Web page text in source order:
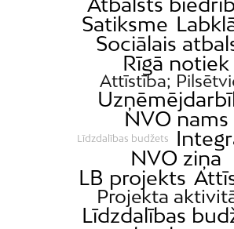
Satiksme
Sociālais
Rīgā notiek
Attīstība;
NVO nams
Līdzdalības budžets
NVO ziņa
LB projekts
Projekta
Līdzdalības